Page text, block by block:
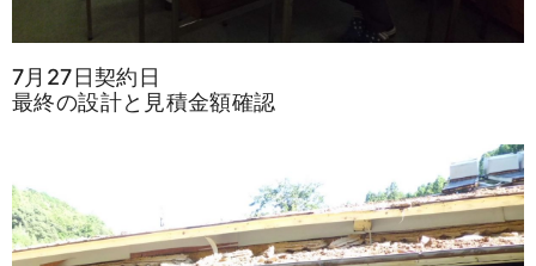
7月27日契約日
最終の設計と見積金額確認